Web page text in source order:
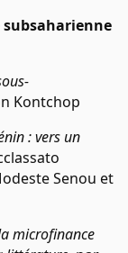
Kontchop
: vers un
Senou et
microfinance